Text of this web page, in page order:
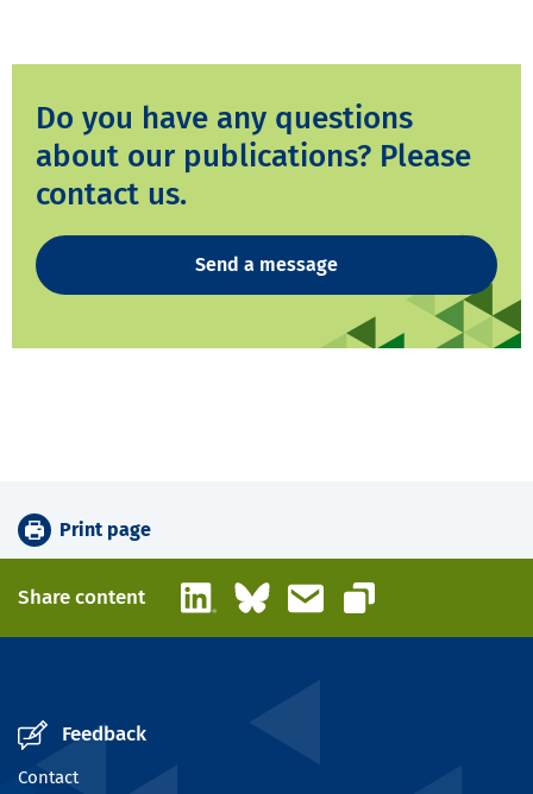
Do you have any questions
about our publications? Please
contact us.
Send a message
Print page
Share content LinkedInBlueskyEmail
Copy link
Feedback
Contact